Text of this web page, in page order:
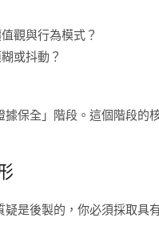
觀與行為模式？
或抖動？
保全」階段。這個階段的
是後製的，你必須採取具